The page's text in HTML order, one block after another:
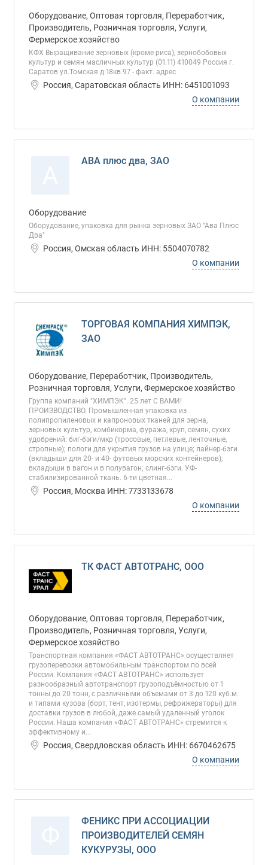
Оборудование, Оптовая торговля, Переработчик,
Производитель, Розничная торговля, Услуги,
Фермерское хозяйство
КФХ Выращивание зерновых (кроме риса), зернобобовых
культур и семян масличных культур (01.11) 410049 Россия г.
Саратов ул.Томская д.18кв.97 - факт. адрес
Россия, Саратовская область ИНН: 6451001093
О компании
АВА плюс два, ЗАО
Оборудование
Оборудование, упаковка для рынка зерновых ЗАО "Ава Плюс
Два"
Россия, Омская область ИНН: 5504070782
О компании
ТОРГОВАЯ КОМПАНИЯ ХИМПЭК,
ЗАО
Оборудование, Переработчик, Производитель,
Розничная торговля, Услуги, Фермерское хозяйство
Группа компаний "ХИМПЭК". 25 лет С ВАМИ!
ПРОИЗВОДСТВО. Промышленная упаковка из
полипропиленовых и капроновых тканей для зерна,
зерновых культур, комбикорма, фуража, круп, семян, сухих
удобрений: биг-бэги/мкр (тросовые, петлевые, ленточные,
стропные); пологи для укрытия грузов на улице; лайнер-бэги
(вкладыши для 20- и 40- футовых морских контейнеров);
вкладыши в вагон и в полувагон; слинг-бэги. УФ-
стабилизированной ткань. 6-ти цветная...
Россия, Москва ИНН: 7733133678
О компании
ТК ФАСТ АВТОТРАНС, ООО
Оборудование, Оптовая торговля, Переработчик,
Производитель, Розничная торговля, Услуги,
Фермерское хозяйство
Транспортная компания «ФАСТ АВТОТРАНС» осуществляет
грузоперевозки автомобильным транспортом по всей
России. Компания «ФАСТ АВТОТРАНС» использует
разнообразный автотранспорт грузоподъёмностью от 1
тонны до 20 тонн, с различными объемами от 3 до 120 куб.м.
и типами кузова (борт, тент, изотермы, рефрижераторы) для
доставки грузов в любой, даже самый удаленный уголок
России. Наша компания «ФАСТ АВТОТРАНС» стремится к
эффективному и...
Россия, Свердловская область ИНН: 6670462675
О компании
ФЕНИКС ПРИ АССОЦИАЦИИ
ПРОИЗВОДИТЕЛЕЙ СЕМЯН
КУКУРУЗЫ, ООО